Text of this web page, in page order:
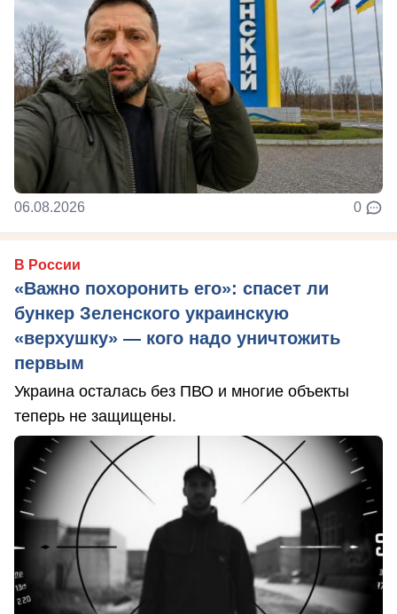
06.08.2026 0
В России
«Важно похоронить его»: спасет ли
бункер Зеленского украинскую
«верхушку» — кого надо уничтожить
первым
Украина осталась без ПВО и многие объекты
теперь не защищены.